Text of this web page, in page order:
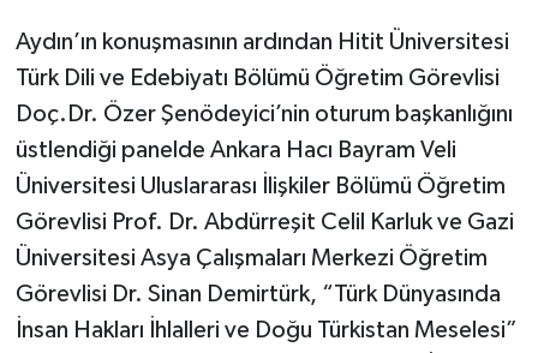
Aydın’ın konuşmasının ardından Hitit Üniversitesi
Türk Dili ve Edebiyatı Bölümü Öğretim Görevlisi
Doç.Dr. Özer Şenödeyici’nin oturum başkanlığını
üstlendiği panelde Ankara Hacı Bayram Veli
Üniversitesi Uluslararası İlişkiler Bölümü Öğretim
Görevlisi Prof. Dr. Abdürreşit Celil Karluk ve Gazi
Üniversitesi Asya Çalışmaları Merkezi Öğretim
Görevlisi Dr. Sinan Demirtürk, “Türk Dünyasında
İnsan Hakları İhlalleri ve Doğu Türkistan Meselesi”